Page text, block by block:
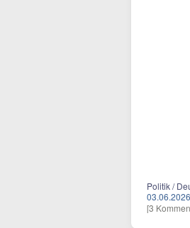
Politik /
03.06.2026
[3